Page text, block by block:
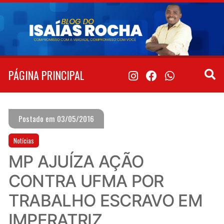
Pular
conteúdo
PÁGINA PRINCIPAL
Postado em 03/05/2016
Notícias
MP AJUÍZA AÇÃO
CONTRA UFMA POR
TRABALHO ESCRAVO EM